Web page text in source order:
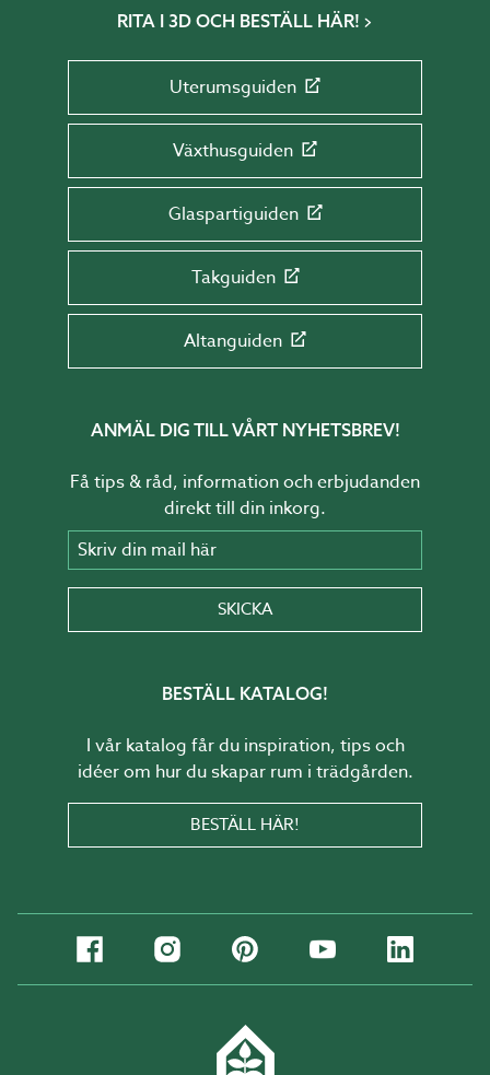
RITA I 3D OCH BESTÄLL HÄR!
Uterumsguiden
Växthusguiden
Glaspartiguiden
Takguiden
Altanguiden
ANMÄL DIG TILL VÅRT NYHETSBREV!
Få tips & råd, information och erbjudanden
direkt till din inkorg.
Skriv din mail här
SKICKA
BESTÄLL KATALOG!
I vår katalog får du inspiration, tips och
idéer om hur du skapar rum i trädgården.
BESTÄLL HÄR!